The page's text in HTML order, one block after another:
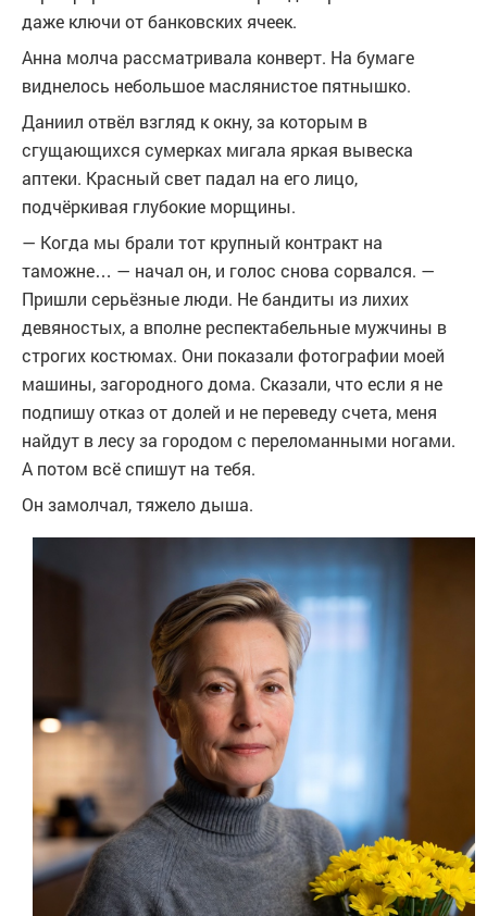
даже ключи от банковских ячеек.
Анна молча рассматривала конверт. На бумаге
виднелось небольшое маслянистое пятнышко.
Даниил отвёл взгляд к окну, за которым в
сгущающихся сумерках мигала яркая вывеска
аптеки. Красный свет падал на его лицо,
подчёркивая глубокие морщины.
— Когда мы брали тот крупный контракт на
таможне… — начал он, и голос снова сорвался. —
Пришли серьёзные люди. Не бандиты из лихих
девяностых, а вполне респектабельные мужчины в
строгих костюмах. Они показали фотографии моей
машины, загородного дома. Сказали, что если я не
подпишу отказ от долей и не переведу счета, меня
найдут в лесу за городом с переломанными ногами.
А потом всё спишут на тебя.
Он замолчал, тяжело дыша.